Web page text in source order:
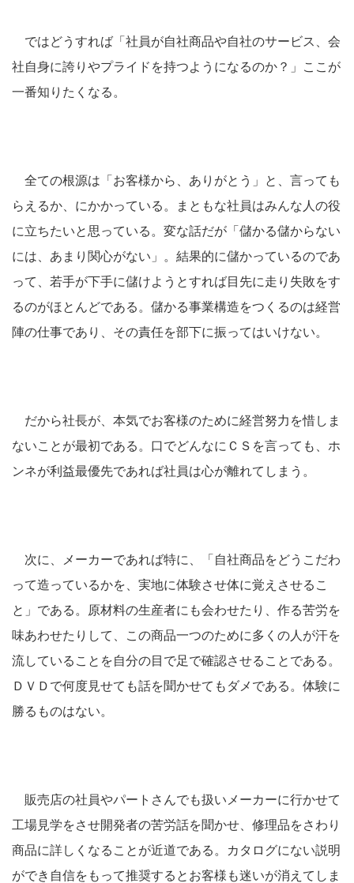
ではどうすれば「社員が自社商品や自社のサービス、会
社自身に誇りやプライドを持つようになるのか？」ここが
一番知りたくなる。
全ての根源は「お客様から、ありがとう」と、言っても
らえるか、にかかっている。まともな社員はみんな人の役
に立ちたいと思っている。変な話だが「儲かる儲からない
には、あまり関心がない」。結果的に儲かっているのであ
って、若手が下手に儲けようとすれば目先に走り失敗をす
るのがほとんどである。儲かる事業構造をつくるのは経営
陣の仕事であり、その責任を部下に振ってはいけない。
だから社長が、本気でお客様のために経営努力を惜しま
ないことが最初である。口でどんなにＣＳを言っても、ホ
ンネが利益最優先であれば社員は心が離れてしまう。
次に、メーカーであれば特に、「自社商品をどうこだわ
って造っているかを、実地に体験させ体に覚えさせるこ
と」である。原材料の生産者にも会わせたり、作る苦労を
味あわせたりして、この商品一つのために多くの人が汗を
流していることを自分の目で足で確認させることである。
ＤＶＤで何度見せても話を聞かせてもダメである。体験に
勝るものはない。
販売店の社員やパートさんでも扱いメーカーに行かせて
工場見学をさせ開発者の苦労話を聞かせ、修理品をさわり
商品に詳しくなることが近道である。カタログにない説明
ができ自信をもって推奨するとお客様も迷いが消えてしま